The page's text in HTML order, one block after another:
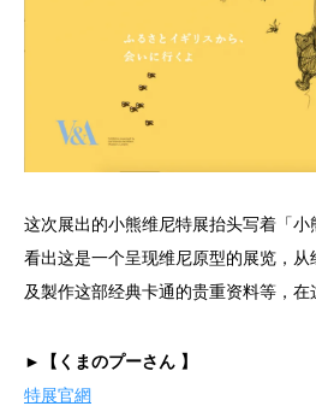
这次展出的小熊维尼特展抬头写着「
看出这是一个呈现维尼原型的展览，
及製作这部经典卡通的贵重资料等，在
►【くまのプーさん 】
特展官網